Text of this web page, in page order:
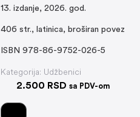
13. izdanje, 2026. god.
406 str., latinica, broširan povez
ISBN 978-86-9752-026-5
Kategorija: Udžbenici
2.500 RSD sa PDV-om